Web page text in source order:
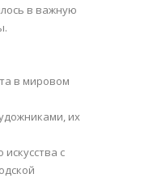
в важную
в мировом
их
с